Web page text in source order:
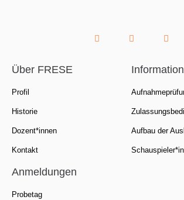
Über FRESE
Profil
Historie
Dozent*innen
Kontakt
Aufbau der
Anmeldungen
Probetag